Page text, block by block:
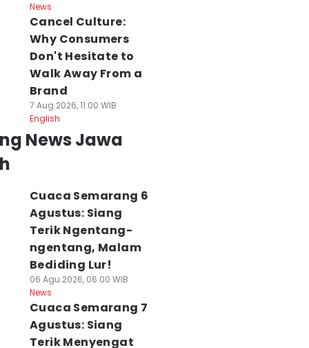
News
Cancel Culture:
Why Consumers
Don't Hesitate to
Walk Away From a
Brand
7 Aug 2026, 11:00 WIB
English
News Jawa
Cuaca Semarang 6
Agustus: Siang
Terik Ngentang-
ngentang, Malam
Bediding Lur!
06 Agu 2026, 06:00 WIB
News
Cuaca Semarang 7
Agustus: Siang
Terik Menyengat